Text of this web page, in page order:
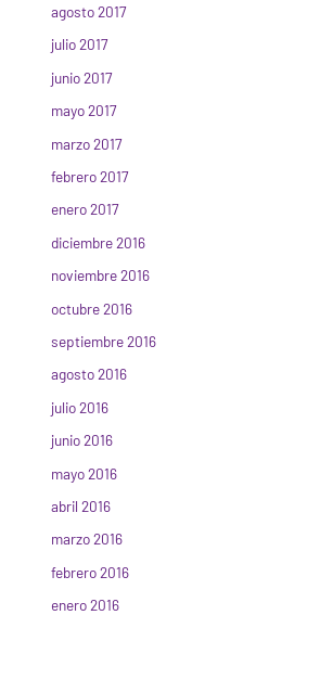
agosto 2017
julio 2017
junio 2017
mayo 2017
marzo 2017
febrero 2017
enero 2017
diciembre 2016
noviembre 2016
octubre 2016
septiembre 2016
agosto 2016
julio 2016
junio 2016
mayo 2016
abril 2016
marzo 2016
febrero 2016
enero 2016